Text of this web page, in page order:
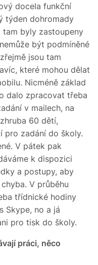
docela funkční
týden dohromady
byly zastoupeny
být podmíněné
jsou tam
které mohou dělat
Nicméně základ
dalo zpracovat třeba
v mailech, na
60 dětí,
pro zadání do školy.
V pátek pak
k dispozici
a postupy, aby
V průběhu
třídnické hodiny
Skype, no a já
pro tisk do školy.
práci, něco